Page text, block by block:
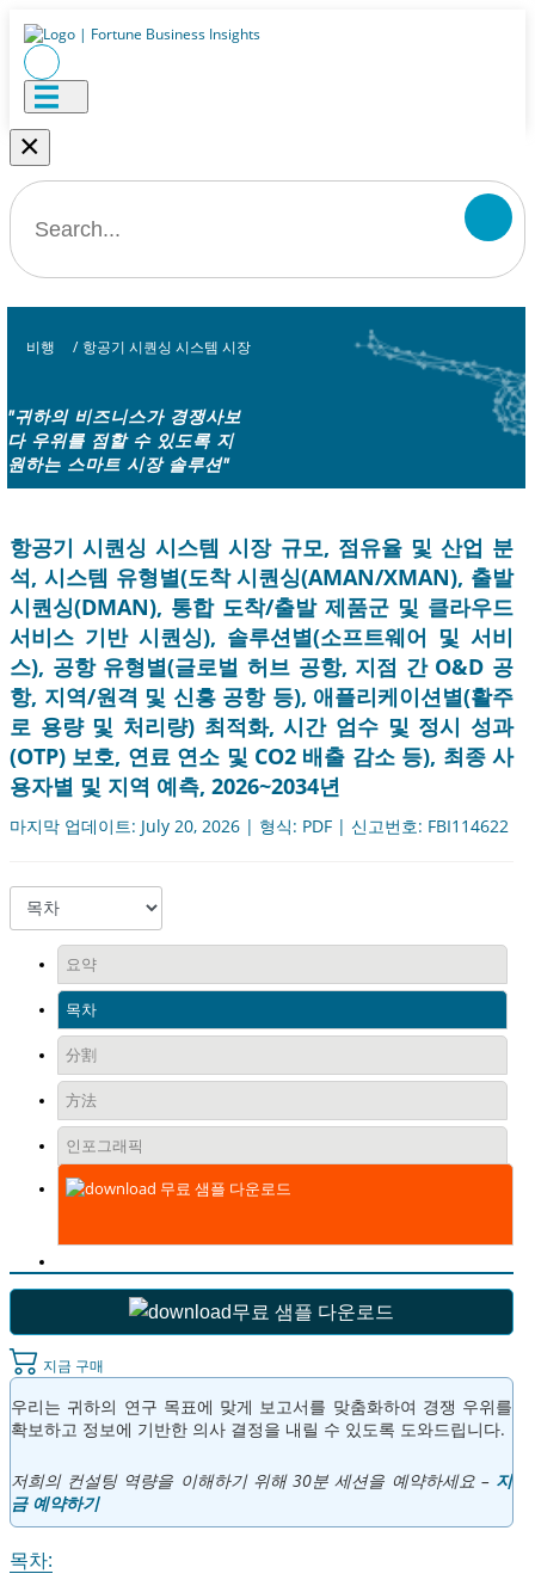
×
비행 / 항공기 시퀀싱 시스템 시장
"귀하의 비즈니스가 경쟁사보
다 우위를 점할 수 있도록 지
원하는 스마트 시장 솔루션"
항공기 시퀀싱 시스템 시장 규모, 점유율 및 산업 분
석, 시스템 유형별(도착 시퀀싱(AMAN/XMAN), 출발
시퀀싱(DMAN), 통합 도착/출발 제품군 및 클라우드
서비스 기반 시퀀싱), 솔루션별(소프트웨어 및 서비
스), 공항 유형별(글로벌 허브 공항, 지점 간 O&D 공
항, 지역/원격 및 신흥 공항 등), 애플리케이션별(활주
로 용량 및 처리량) 최적화, 시간 엄수 및 정시 성과
(OTP) 보호, 연료 연소 및 CO2 배출 감소 등), 최종 사
용자별 및 지역 예측, 2026~2034년
마지막 업데이트: July 20, 2026 | 형식: PDF | 신고번호: FBI114622
요약
목차
分割
方法
인포그래픽
무료 샘플 다운로드
무료 샘플 다운로드
지금 구매
우리는 귀하의 연구 목표에 맞게 보고서를 맞춤화하여 경쟁 우위를
확보하고 정보에 기반한 의사 결정을 내릴 수 있도록 도와드립니다.
저희의 컨설팅 역량을 이해하기 위해 30분 세션을 예약하세요 – 지
금 예약하기
목차: